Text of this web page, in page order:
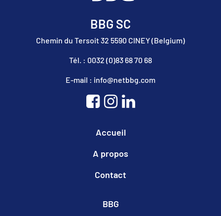
BBG SC
Chemin du Tersoit 32 5590 CINEY (Belgium)
Tél. : 0032 (0)83 68 70 68
E-mail : info@netbbg.com
Accueil
A propos
Contact
BBG